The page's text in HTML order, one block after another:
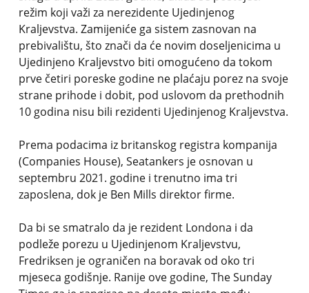
režim koji važi za nerezidente Ujedinjenog
Kraljevstva. Zamijeniće ga sistem zasnovan na
prebivalištu, što znači da će novim doseljenicima u
Ujedinjeno Kraljevstvo biti omogućeno da tokom
prve četiri poreske godine ne plaćaju porez na svoje
strane prihode i dobit, pod uslovom da prethodnih
10 godina nisu bili rezidenti Ujedinjenog Kraljevstva.
Prema podacima iz britanskog registra kompanija
(Companies House), Seatankers je osnovan u
septembru 2021. godine i trenutno ima tri
zaposlena, dok je Ben Mills direktor firme.
Da bi se smatralo da je rezident Londona i da
podleže porezu u Ujedinjenom Kraljevstvu,
Fredriksen je ograničen na boravak od oko tri
mjeseca godišnje. Ranije ove godine, The Sunday